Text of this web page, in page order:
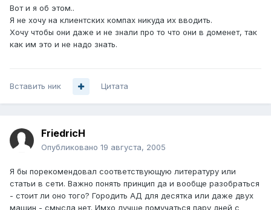
Вот и я об этом..
Я не хочу на клиентских компах никуда их вводить.
Хочу чтобы они даже и не знали про то что они в доменет, так
как им это и не надо знать.
Вставить ник Цитата
FriedricH
Опубликовано 19 августа, 2005
Я бы порекомендовал соответствующую литературу или
статьи в сети. Важно понять принцип да и вообще разобраться
- стоит ли оно того? Городить АД для десятка или даже двух
машин - смысла нет. Имхо лучше помучаться пару дней с